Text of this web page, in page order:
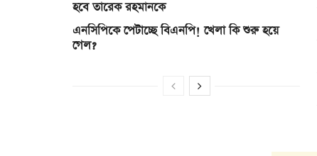
হবে তারেক রহমানকে
এনসিপিকে পেটাচ্ছে বিএনপি! খেলা কি শুরু হয়ে
গেল?